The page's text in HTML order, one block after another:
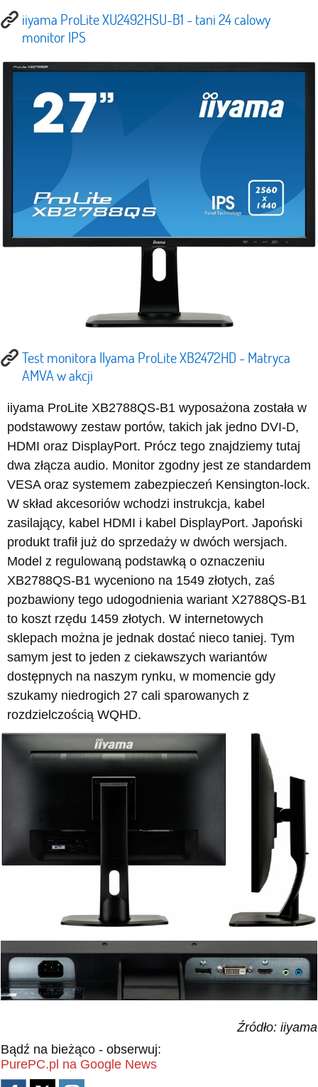
iiyama ProLite XU2492HSU-B1 - tani 24 calowy
monitor IPS
Test monitora IIyama ProLite XB2472HD - Matryca
AMVA w akcji
iiyama ProLite XB2788QS-B1 wyposażona została w
podstawowy zestaw portów, takich jak jedno DVI-D,
HDMI oraz DisplayPort. Prócz tego znajdziemy tutaj
dwa złącza audio. Monitor zgodny jest ze standardem
VESA oraz systemem zabezpieczeń Kensington-lock.
W skład akcesoriów wchodzi instrukcja, kabel
zasilający, kabel HDMI i kabel DisplayPort. Japoński
produkt trafił już do sprzedaży w dwóch wersjach.
Model z regulowaną podstawką o oznaczeniu
XB2788QS-B1 wyceniono na 1549 złotych, zaś
pozbawiony tego udogodnienia wariant X2788QS-B1
to koszt rzędu 1459 złotych. W internetowych
sklepach można je jednak dostać nieco taniej. Tym
samym jest to jeden z ciekawszych wariantów
dostępnych na naszym rynku, w momencie gdy
szukamy niedrogich 27 cali sparowanych z
rozdzielczością WQHD.
Źródło: iiyama
Bądź na bieżąco - obserwuj:
PurePC.pl na Google News